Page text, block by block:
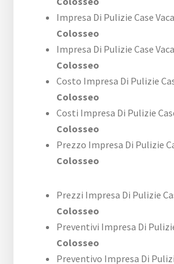
Impresa Di Pulizie Case
Colosseo
Impresa Di Pulizie Case
Colosseo
Costo Impresa Di Pulizie
Colosseo
Costi Impresa Di Pulizie
Colosseo
Prezzo Impresa Di Pulizie
Colosseo
Prezzi Impresa Di Pulizie
Colosseo
Preventivi Impresa Di
Colosseo
Preventivo Impresa Di